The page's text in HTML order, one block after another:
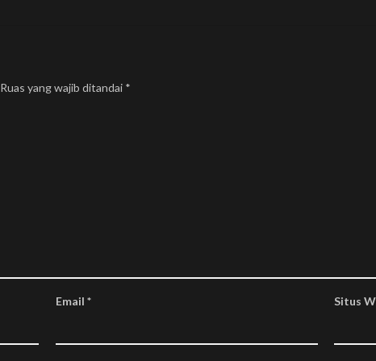
Ruas yang wajib ditandai *
Email * Situs